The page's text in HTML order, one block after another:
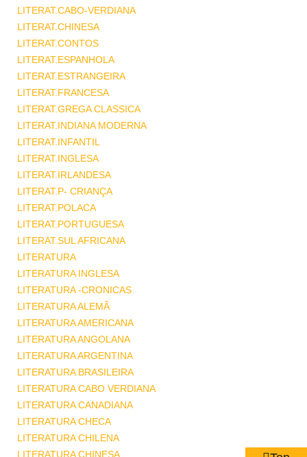
LITERAT.CABO-VERDIANA
LITERAT.CHINESA
LITERAT.CONTOS
LITERAT.ESPANHOLA
LITERAT.ESTRANGEIRA
LITERAT.FRANCESA
LITERAT.GREGA CLASSICA
LITERAT.INDIANA MODERNA
LITERAT.INFANTIL
LITERAT.INGLESA
LITERAT.IRLANDESA
LITERAT.P- CRIANÇA
LITERAT.POLACA
LITERAT.PORTUGUESA
LITERAT.SUL AFRICANA
LITERATURA
LITERATURA INGLESA
LITERATURA -CRONICAS
LITERATURA ALEMÃ
LITERATURA AMERICANA
LITERATURA ANGOLANA
LITERATURA ARGENTINA
LITERATURA BRASILEIRA
LITERATURA CABO VERDIANA
LITERATURA CANADIANA
LITERATURA CHECA
LITERATURA CHILENA
LITERATURA CHINESA